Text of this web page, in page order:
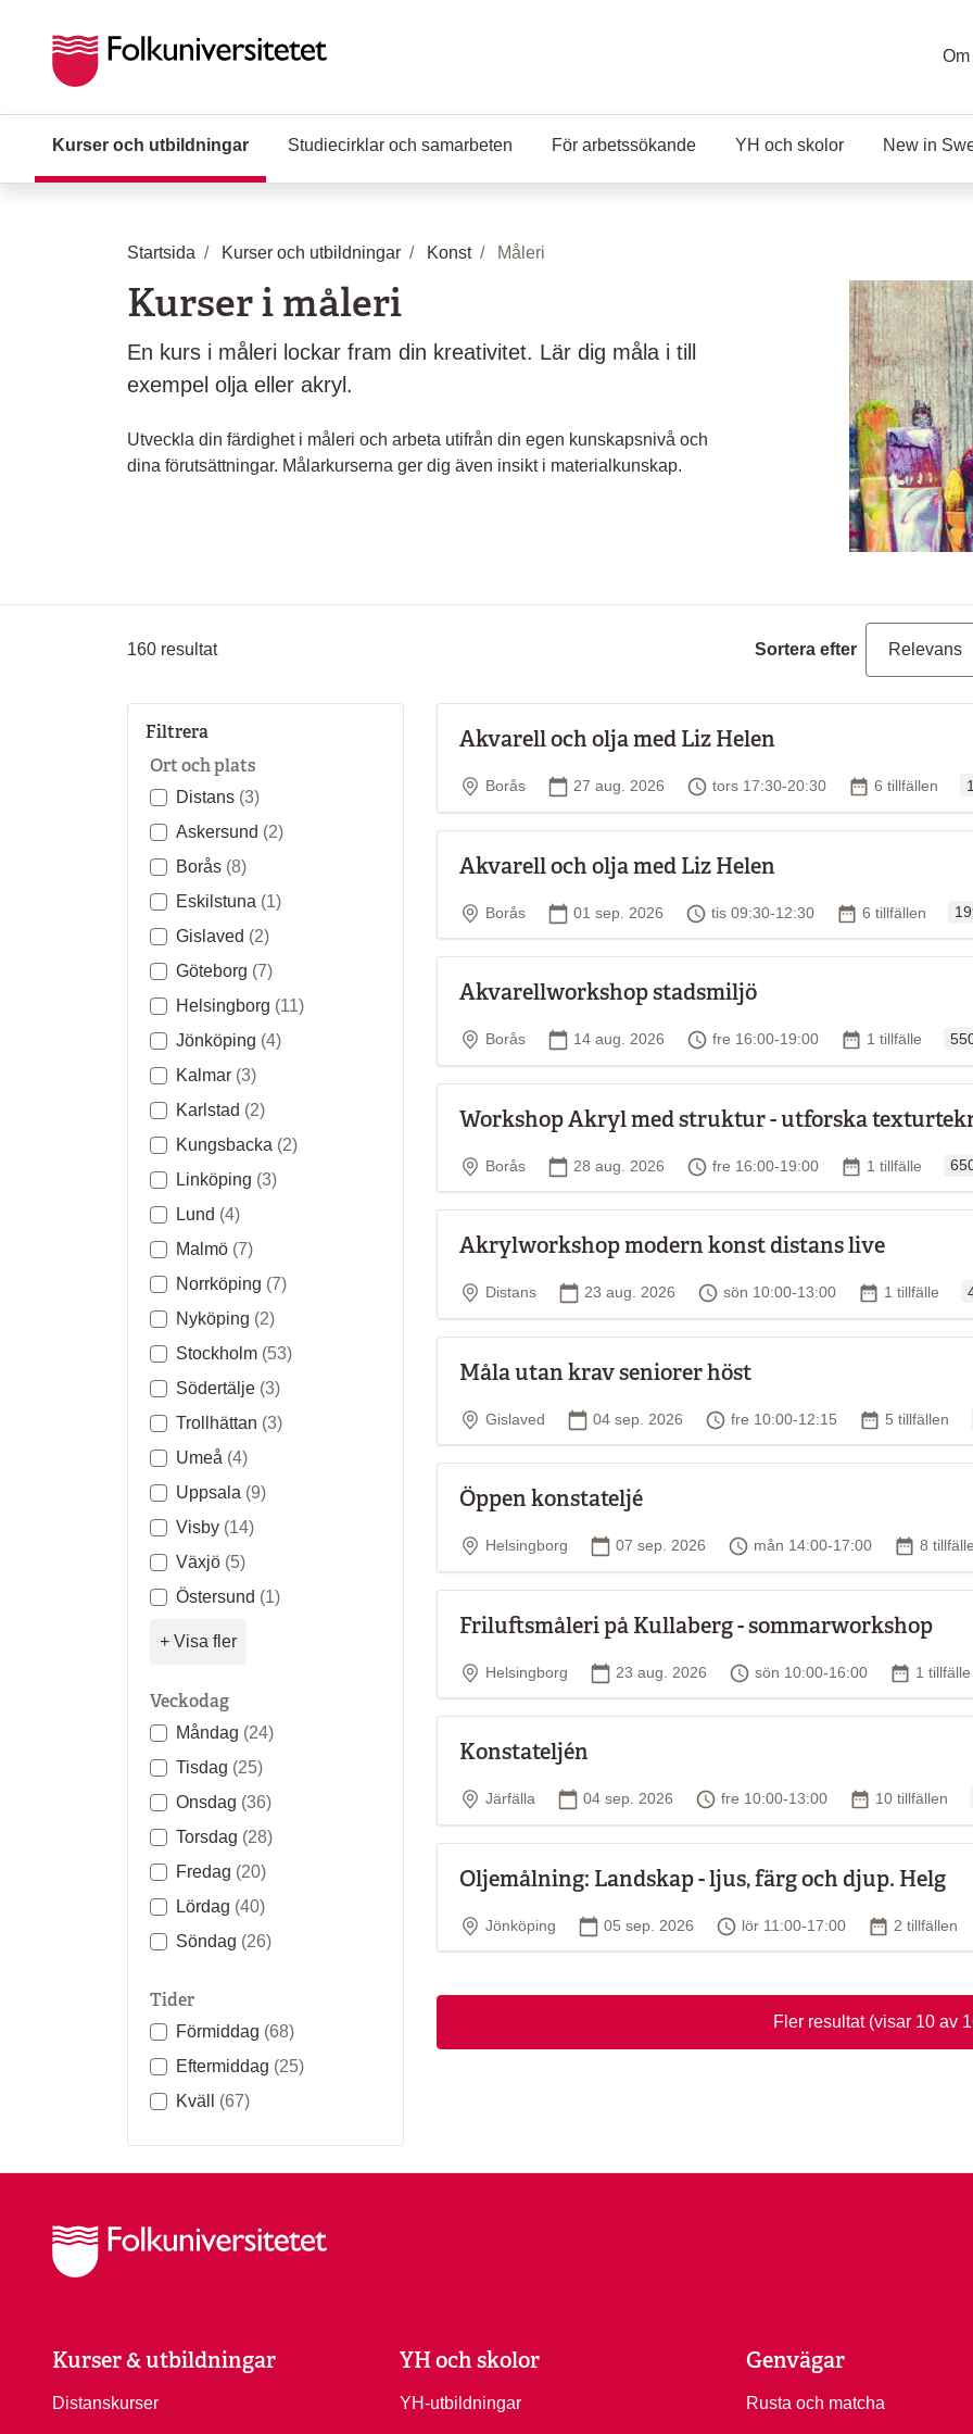
Kurser och utbildningar (Aktuell sida)
Studiecirklar och samarbeten För arbetssökande YH och skolor New in
Startsida Kurser och utbildningar Konst Måleri
Kurser i måleri
En kurs i måleri lockar fram din kreativitet. Lär dig måla i till
exempel olja eller akryl.
Utveckla din färdighet i måleri och arbeta utifrån din egen kunskapsnivå och
dina förutsättningar. Målarkurserna ger dig även insikt i materialkunskap.
Sortera efter
160 resultat
Filtrera
Ort och plats
Distans (3)
Askersund (2)
Borås (8)
Eskilstuna (1)
Gislaved (2)
Göteborg (7)
Helsingborg (11)
Jönköping (4)
Kalmar (3)
Karlstad (2)
Kungsbacka (2)
Linköping (3)
Lund (4)
Malmö (7)
Norrköping (7)
Nyköping (2)
Stockholm (53)
Södertälje (3)
Trollhättan (3)
Umeå (4)
Uppsala (9)
Visby (14)
Växjö (5)
Östersund (1)
+ Visa fler
Veckodag
Måndag (24)
Tisdag (25)
Onsdag (36)
Torsdag (28)
Fredag (20)
Lördag (40)
Söndag (26)
Tider
Förmiddag (68)
Eftermiddag (25)
Kväll (67)
Akvarell och olja med Liz Helen
Plats
Borås Startdatum
27 aug. 2026 Tid
tors 17:30-20:30 Antal tillfällen
6 tillfällen
Akvarell och olja med Liz Helen
Plats
Borås Startdatum
01 sep. 2026 Tid
tis 09:30-12:30 Antal tillfällen
6 tillfällen
Akvarellworkshop stadsmiljö
Plats
Borås Startdatum
14 aug. 2026 Tid
fre 16:00-19:00 Antal tillfällen
1 tillfälle
Workshop Akryl med struktur - utforska
Plats
Borås Startdatum
28 aug. 2026 Tid
fre 16:00-19:00 Antal tillfällen
1 tillfälle
Akrylworkshop modern konst distans live
Plats
Distans Startdatum
23 aug. 2026 Tid
sön 10:00-13:00 Antal tillfällen
1 tillfälle
Måla utan krav seniorer höst
Plats
Gislaved Startdatum
04 sep. 2026 Tid
fre 10:00-12:15 Antal tillfällen
5 tillfällen
Öppen konstateljé
Plats
Helsingborg Startdatum
07 sep. 2026 Tid
mån 14:00-17:00 Antal
8
Friluftsmåleri på Kullaberg - sommarworkshop
Plats
Helsingborg Startdatum
23 aug. 2026 Tid
sön 10:00-16:00 Antal
1 tillfälle
Konstateljén
Plats
Järfälla Startdatum
04 sep. 2026 Tid
fre 10:00-13:00 Antal tillfällen
10 tillfällen
Oljemålning: Landskap - ljus, färg och djup. Helg
Plats
Jönköping Startdatum
05 sep. 2026 Tid
lör 11:00-17:00 Antal
2 tillfällen
Fler resultat (visar 10 av
Kurser & utbildningar
Distanskurser
YH och skolor
YH-utbildningar
Genvägar
Rusta och matcha